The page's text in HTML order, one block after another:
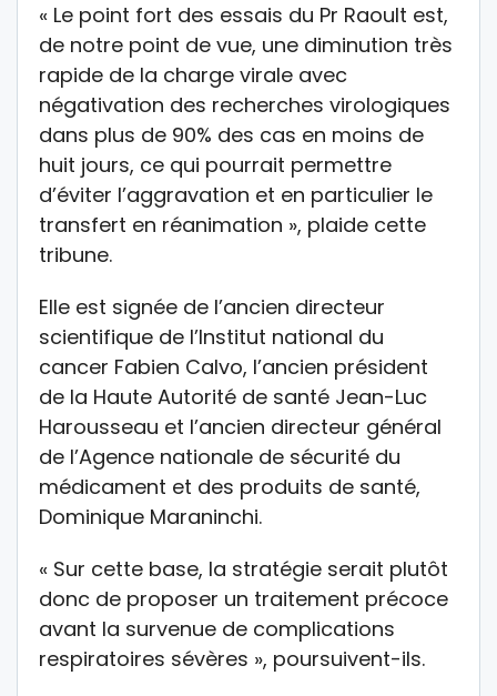
« Le point fort des essais du Pr Raoult est,
de notre point de vue, une diminution très
rapide de la charge virale avec
négativation des recherches virologiques
dans plus de 90% des cas en moins de
huit jours, ce qui pourrait permettre
d’éviter l’aggravation et en particulier le
transfert en réanimation », plaide cette
tribune.
Elle est signée de l’ancien directeur
scientifique de l’Institut national du
cancer Fabien Calvo, l’ancien président
de la Haute Autorité de santé Jean-Luc
Harousseau et l’ancien directeur général
de l’Agence nationale de sécurité du
médicament et des produits de santé,
Dominique Maraninchi.
« Sur cette base, la stratégie serait plutôt
donc de proposer un traitement précoce
avant la survenue de complications
respiratoires sévères », poursuivent-ils.